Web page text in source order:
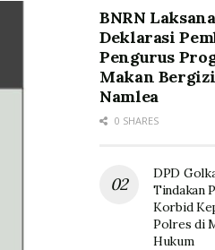
BNRN
Deklarasi
Pengurus
Makan
Namlea
0 SHARES
DPD
Tindakan
Korbid
Polres di
Hukum